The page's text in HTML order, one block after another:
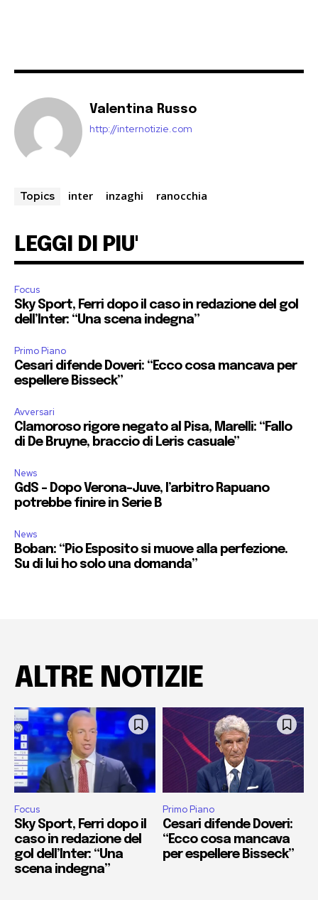
Valentina Russo
http://internotizie.com
Topics inter inzaghi ranocchia
LEGGI DI PIU'
Focus
Sky Sport, Ferri dopo il caso in redazione del gol
dell’Inter: “Una scena indegna”
Primo Piano
Cesari difende Doveri: “Ecco cosa mancava per
espellere Bisseck”
Avversari
Clamoroso rigore negato al Pisa, Marelli: “Fallo
di De Bruyne, braccio di Leris casuale”
News
GdS – Dopo Verona-Juve, l’arbitro Rapuano
potrebbe finire in Serie B
News
Boban: “Pio Esposito si muove alla perfezione.
Su di lui ho solo una domanda”
ALTRE NOTIZIE
Focus
Sky Sport, Ferri dopo il
caso in redazione del
gol dell’Inter: “Una
scena indegna”
Primo Piano
Cesari difende Doveri:
“Ecco cosa mancava
per espellere Bisseck”